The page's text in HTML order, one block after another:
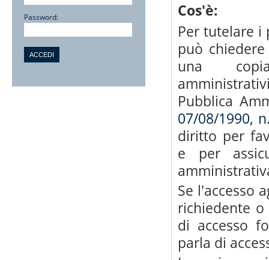
Password:
Cos'è:
Per tutelare
può
una
Pubblica
07/08/1990,
diritto per
e per
Se l'accesso
richiedente
di accesso
parla di